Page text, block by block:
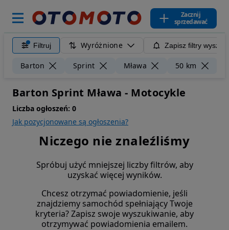
Zacznij
sprzedawać
Filtruj Wyróżnione Zapisz filtry
Barton Sprint Mława 50 km
Barton Sprint Mława - Motocykle
Liczba ogłoszeń: 0
Jak pozycjonowane są ogłoszenia?
Niczego nie znaleźliśmy
Spróbuj użyć mniejszej liczby filtrów, aby
uzyskać więcej wyników.
Chcesz otrzymać powiadomienie, jeśli
znajdziemy samochód spełniający Twoje
kryteria? Zapisz swoje wyszukiwanie, aby
otrzymywać powiadomienia emailem.